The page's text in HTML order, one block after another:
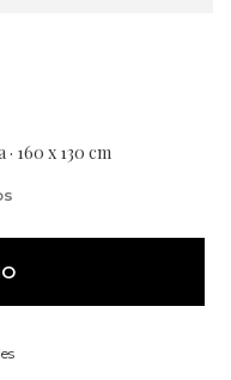
160 x 130 cm